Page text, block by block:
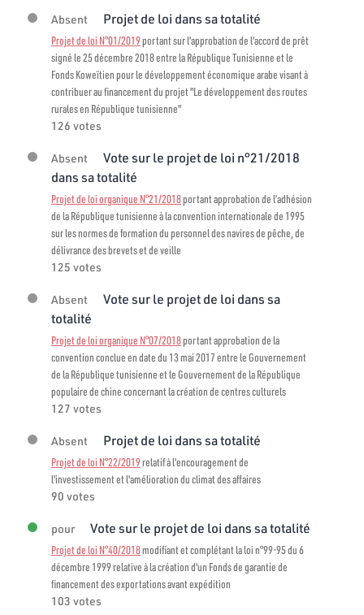
Absent Projet de loi dans sa totalité
Projet de loi N°01/2019portant sur l'approbation de l'accord de prêt
signé le 25 décembre 2018 entre la République Tunisienne et le
Fonds Koweïtien pour le développement économique arabe visant à
contribuer au financement du projet "Le développement des routes
rurales en République tunisienne"
126 votes
Absent
Vote sur le projet de loi n°21/2018
dans sa totalité
Projet de loi organique N°21/2018portant approbation de l’adhésion
de la République tunisienne à la convention internationale de 1995
sur les normes de formation du personnel des navires de pêche, de
délivrance des brevets et de veille
125 votes
Absent
Vote sur le projet de loi dans sa
totalité
Projet de loi organique N°07/2018portant approbation de la
convention conclue en date du 13 mai 2017 entre le Gouvernement
de la République tunisienne et le Gouvernement de la République
populaire de chine concernant la création de centres culturels
127 votes
Absent Projet de loi dans sa totalité
Projet de loi N°22/2019relatif à l'encouragement de
l'investissement et l'amélioration du climat des affaires
90 votes
pour Vote sur le projet de loi dans sa totalité
Projet de loi N°40/2018modifiant et complétant la loi n°99-95 du 6
décembre 1999 relative à la création d'un Fonds de garantie de
financement des exportations avant expédition
103 votes